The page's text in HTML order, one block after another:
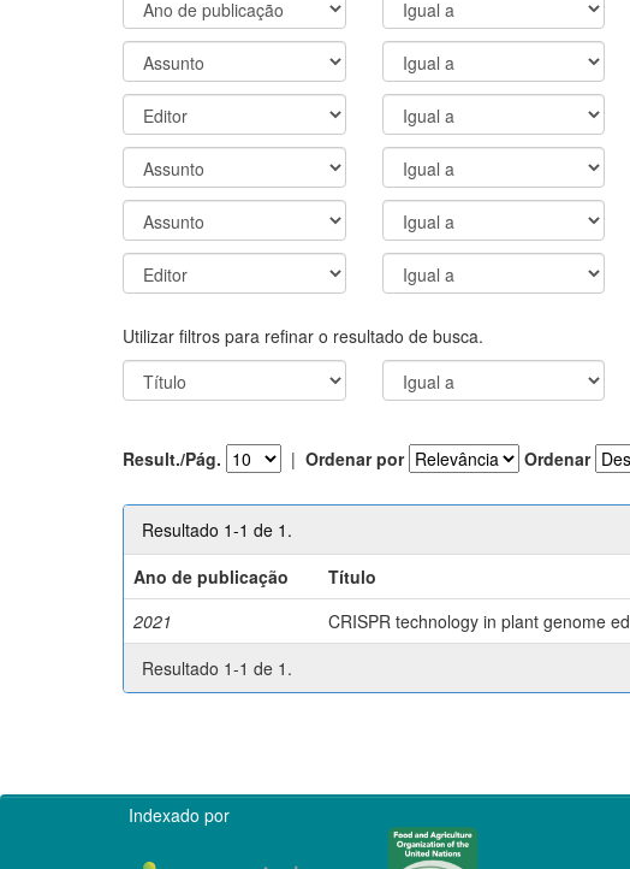
Utilizar filtros para refinar o resultado de busca.
Result./Pág. | Ordenar por Ordenar
Resultado 1-1 de 1.
Ano de publicação
Título
2021
CRISPR technology in plant genome
Resultado 1-1 de 1.
Indexado por